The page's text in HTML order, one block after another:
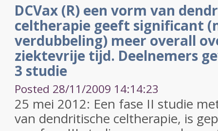
DCVax (R) een vorm van
celtherapie geeft significant
verdubbeling) meer overall
ziektevrije tijd. Deelnemers
3 studie
Posted 28/11/2009 14:14:23
25 mei 2012: Een fase II studie
van dendritische celtherapie, is